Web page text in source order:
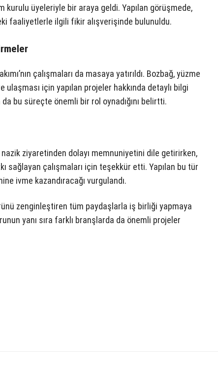
kurulu üyeleriyle bir araya geldi. Yapılan görüşmede,
faaliyetlerle ilgili fikir alışverişinde bulunuldu.
çalışmaları da masaya yatırıldı. Bozbağ, yüzme
ulaşması için yapılan projeler hakkında detaylı bilgi
da bu süreçte önemli bir rol oynadığını belirtti.
nazik ziyaretinden dolayı memnuniyetini dile getirirken,
sağlayan çalışmaları için teşekkür etti. Yapılan bu tür
ivme kazandıracağı vurgulandı.
zenginleştiren tüm paydaşlarla iş birliği yapmaya
yanı sıra farklı branşlarda da önemli projeler